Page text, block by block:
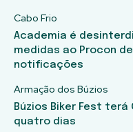
Cabo Frio
Academia é
medidas ao Procon
notificações
Armação dos Búzios
Búzios Biker Fest
quatro dias